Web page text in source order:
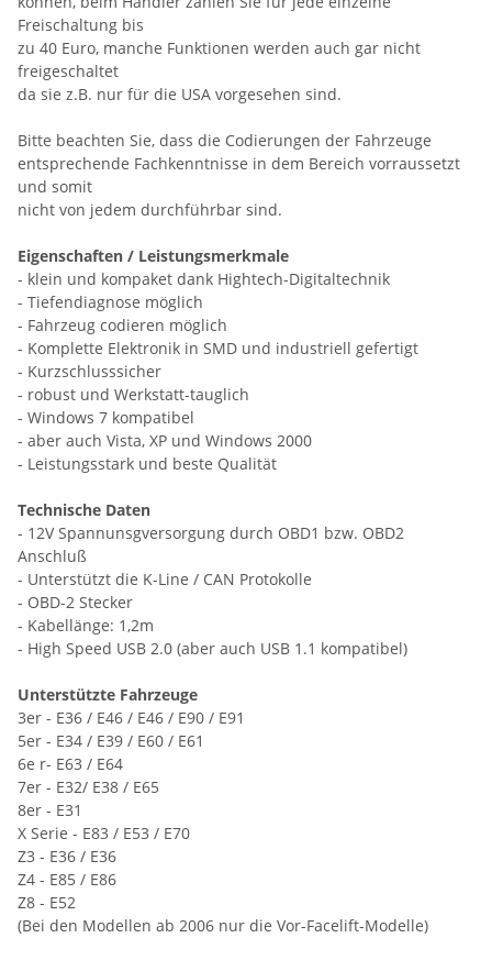
Freischaltung bis
zu 40 Euro, manche Funktionen werden auch gar nicht
freigeschaltet
da sie z.B. nur für die USA vorgesehen sind.
Bitte beachten Sie, dass die Codierungen der Fahrzeuge
entsprechende Fachkenntnisse in dem Bereich vorraussetzt
und somit
nicht von jedem durchführbar sind.
Eigenschaften / Leistungsmerkmale
- klein und kompaket dank Hightech-Digitaltechnik
- Tiefendiagnose möglich
- Fahrzeug codieren möglich
- Komplette Elektronik in SMD und industriell gefertigt
- Kurzschlusssicher
- robust und Werkstatt-tauglich
- Windows 7 kompatibel
- aber auch Vista, XP und Windows 2000
- Leistungsstark und beste Qualität
Technische Daten
- 12V Spannunsgversorgung durch OBD1 bzw. OBD2
Anschluß
- Unterstützt die K-Line / CAN Protokolle
- OBD-2 Stecker
- Kabellänge: 1,2m
- High Speed USB 2.0 (aber auch USB 1.1 kompatibel)
Unterstützte Fahrzeuge
3er - E36 / E46 / E46 / E90 / E91
5er - E34 / E39 / E60 / E61
6e r- E63 / E64
7er - E32/ E38 / E65
8er - E31
X Serie - E83 / E53 / E70
Z3 - E36 / E36
Z4 - E85 / E86
Z8 - E52
(Bei den Modellen ab 2006 nur die Vor-Facelift-Modelle)